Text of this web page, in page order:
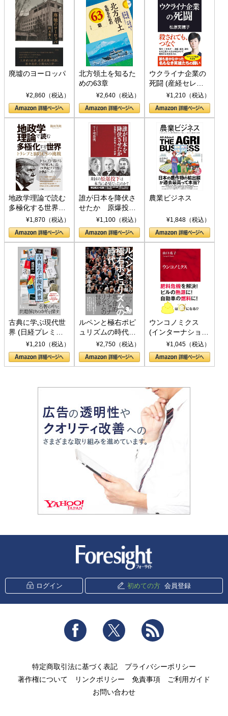
廃墟のヨーロッパ
¥2,860（税込）
北方領土を知るた
めの63章
¥2,640（税込）
ウクライナ企業の
死闘 (産経セレク
ト S 039)¥1,210（税込）
地政学理論で読む
多極化する世界：
トランプとBRICS
の挑戦
¥1,870（税込）
誰が日本を降伏さ
せたか 原爆投
下、ソ連参戦、そ
して聖断 (PHP新
書)
¥1,100（税込）
農業ビジネス
¥1,848（税込）
古典に学ぶ現代世
界 (日経プレミア
シリーズ)¥1,210（税込）
ルペンと極右ポピ
ュリズムの時代：
〈ヤヌス〉の二つ
の顔
¥2,750（税込）
ウンコノミクス
(インターナショナ
ル新書)¥1,045（税込）
ログイン 初めての方 会員登録
Facebook Twitter
特定商取引法に基づく表記
プライバシーポリシー
著作権について
リンクポリシー 免責事項
ご利用ガイド
お問い合わせ